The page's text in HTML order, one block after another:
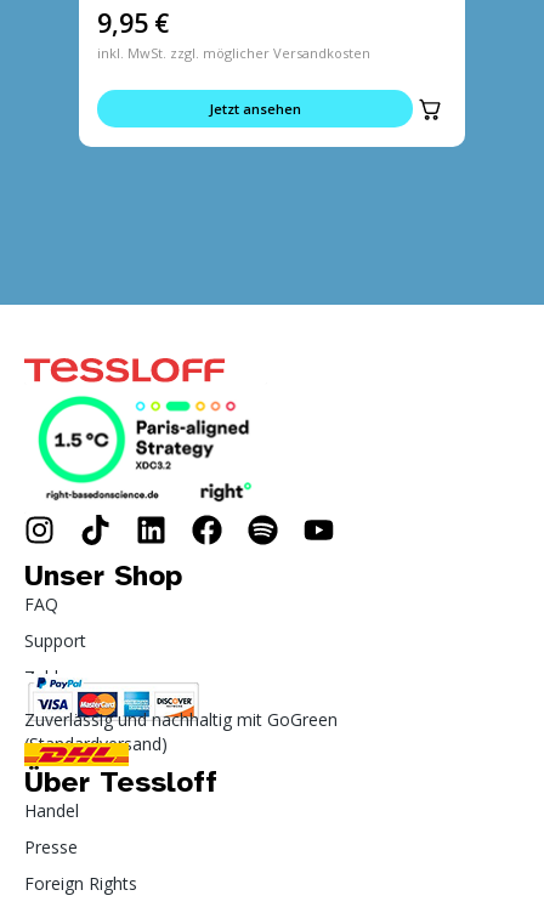
9,95 €
inkl. MwSt. zzgl. möglicher Versandkosten
Jetzt ansehen
Unser Shop
FAQ
Support
Zahlung
Zuverlässig und nachhaltig mit GoGreen
(Standardversand)
Über Tessloff
Handel
Presse
Foreign Rights